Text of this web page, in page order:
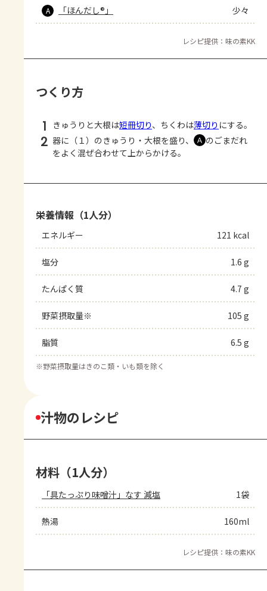
A 「ほんだし®」 少々
レシピ提供：味の素KK
つくり方
1 きゅうりと大根は短冊切り、ちくわは薄切り にする。
2 器に（１）のきゅうり・大根を盛り、 Ａ のごまだれ
をよく混ぜ合わせて上からかける。
栄養情報（1人分）
エネルギー 121 kcal
塩分 1.6 g
たんぱく質 4.7 g
野菜摂取量※ 105 g
脂質 6.5 g
※野菜摂取量はきのこ類・いも類を除く
汁物のレシピ
材料（1人分）
「具たっぷり味噌汁」なす 減塩 1袋
熱湯 160ml
レシピ提供：味の素KK